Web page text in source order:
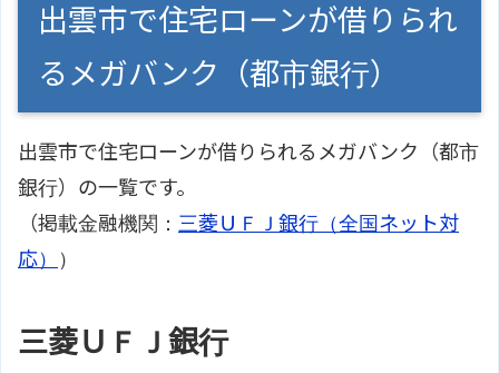
出雲市で住宅ローンが借りられ
るメガバンク（都市銀行）
出雲市で住宅ローンが借りられるメガバンク（都市
銀行）の一覧です。
（掲載金融機関： 三菱ＵＦＪ銀行（全国ネット対
応）
）
三菱ＵＦＪ銀行